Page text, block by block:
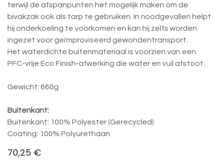
terwijl de afspanpunten het mogelijk maken om de
bivakzak ook als tarp te gebruiken. In noodgevallen helpt
hij onderkoeling te voorkomen en kan hij zelfs worden
ingezet voor geïmproviseerd gewondentransport.
Het waterdichte buitenmateriaal is voorzien van een
PFC-vrije Eco Finish-afwerking die water en vuil afstoot.
Gewicht: 660g
Buitenkant:
Buitenkant: 100% Polyester (Gerecycled)
Coating: 100% Polyurethaan
70,25 €